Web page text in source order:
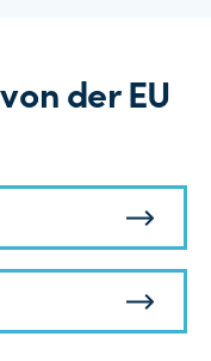
der EU